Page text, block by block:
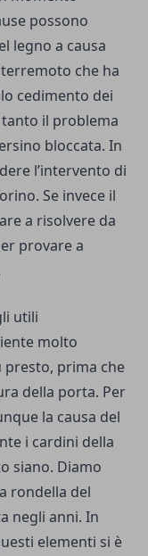
possono
legno a causa
che ha
cedimento dei
il problema
bloccata. In
l’intervento di
. Se invece il
a risolvere da
provare a
utili
molto
presto, prima che
della porta. Per
la causa del
i cardini della
siano. Diamo
rondella del
negli anni. In
elementi si è